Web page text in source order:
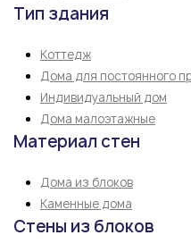
Тип здания
Коттедж
Дома для постоянного
Индивидуальный дом
Дома малоэтажные
Материал стен
Дома из блоков
Каменные дома
Стены из блоков